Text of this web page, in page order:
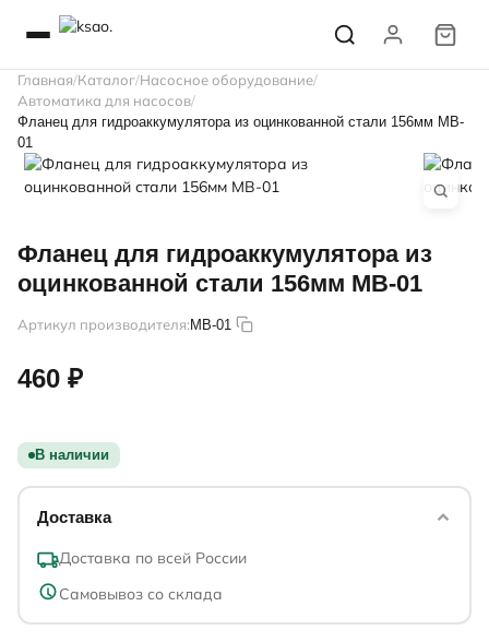
Главная Каталог Насосное оборудование
Автоматика для насосов
Фланец для гидроаккумулятора из оцинкованной стали 156мм MB-
01
Фланец для гидроаккумулятора из
оцинкованной стали 156мм MB-01
Артикул производителя:MB-01
460 ₽
В наличии
Доставка
Доставка по всей России
Самовывоз со склада